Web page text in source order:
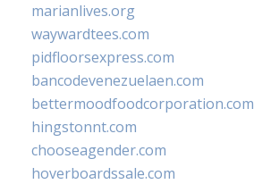
marianlives.org
waywardtees.com
pidfloorsexpress.com
bancodevenezuelaen.com
bettermoodfoodcorporation.com
hingstonnt.com
chooseagender.com
hoverboardssale.com